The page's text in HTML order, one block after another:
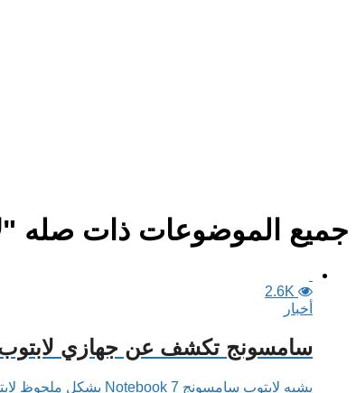
جميع الموضوعات ذات صله
2.6K
أخبار
سامسونج تكشف عن جهازي لابتوب
يشبه لابتوب سامسونج Notebook 7 بشكل ملحوظ لابتوب أبل ماكبوك برو